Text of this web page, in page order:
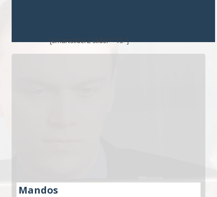
[smartslider2 slider="15"]
Mandos